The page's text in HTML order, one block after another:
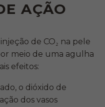
AÇÃO
de CO₂ na pele
meio de uma agulha
efeitos:
o dióxido de
dos vasos